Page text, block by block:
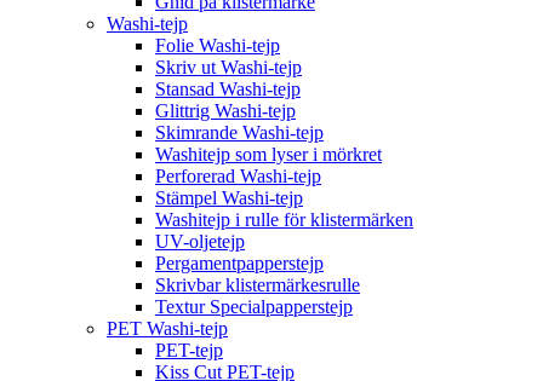
Washi-tejp
Folie Washi-tejp
Skriv ut Washi-tejp
Stansad Washi-tejp
Glittrig Washi-tejp
Skimrande Washi-tejp
Washitejp som lyser i mörkret
Perforerad Washi-tejp
Stämpel Washi-tejp
Washitejp i rulle för klistermärken
UV-oljetejp
Pergamentpapperstejp
Skrivbar klistermärkesrulle
Textur Specialpapperstejp
PET Washi-tejp
PET-tejp
Kiss Cut PET-tejp